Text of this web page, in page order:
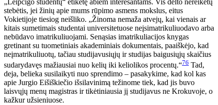
stebėtis, jei žinių apie mums rūpimo asmens mokslus, eitus
Vokietijoje tiesiog neišliko. „Žinoma nemaža atvejų, kai vienais ar
kitais sumetimais studentai universitetuose neįsimatrikuliuodavo arba
nebūdavo imatrikuliuojami. Senąsias imatrikuliacijos knygas
gretinant su tuometiniais akademiniais dokumentais, paaiškėjo, kad
neįmatrikuliuotų, tačiau studijavusiųjų ir studijas baigusiųjų skaičius
sudarydavęs mažiausiai nuo kelių iki keliolikos procentų.“76 Tad,
deja, belieka susilaikyti nuo sprendimo – pasakykime, kad kol kas
apie Jurgio Eišiškiečio išsilavinimą težinome tiek, kad jis buvo
laisvųjų menų magistras ir tikėtiniausia jį studijavus ne Krokuvoje, o
kažkur užsieniuose.